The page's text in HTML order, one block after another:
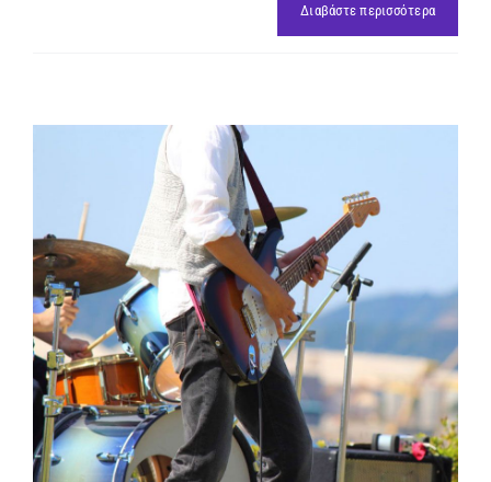
Διαβάστε περισσότερα